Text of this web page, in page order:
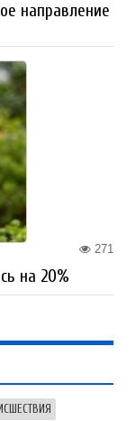
направление
271
на 20%